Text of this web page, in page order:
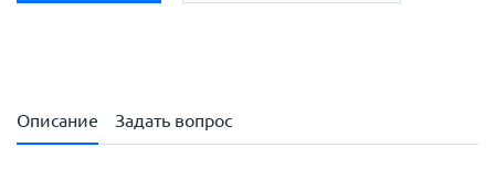
Описание Задать вопрос